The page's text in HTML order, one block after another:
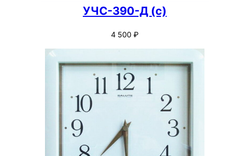
УЧС-390-Д (с)
4 500 ₽